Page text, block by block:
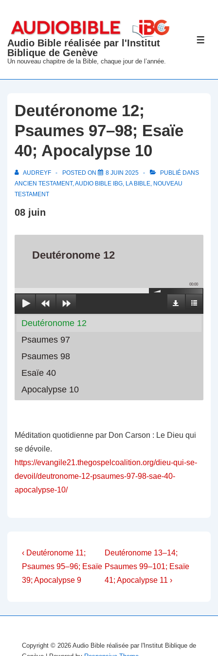
passer
contenu
principal
Audio Bible réalisée par l'Institut
Biblique de Genève
Un nouveau chapitre de la Bible, chaque jour de l’année.
Deutéronome 12;
Psaumes 97–98; Esaïe
40; Apocalypse 10
AUDREYF POSTED ON 8 JUIN 2025
PUBLIÉ DANS
ANCIEN TESTAMENT,AUDIO BIBLE IBG, LA BIBLE, NOUVEAU
TESTAMENT
08 juin
Deutéronome 12
00:00
Deutéronome 12
Psaumes 97
Psaumes 98
Esaïe 40
Apocalypse 10
Méditation quotidienne par Don Carson : Le Dieu qui
se dévoile.
https://evangile21.thegospelcoalition.org/dieu-qui-se-
devoil/deutronome-12-psaumes-97-98-sae-40-
apocalypse-10/
Navigation
de
l’article
Previous
Post
is
‹ Deutéronome 11;
Psaumes 95–96; Esaïe
39; Apocalypse 9
Next
Post
is
Deutéronome 13–14;
Psaumes 99–101; Esaïe
41; Apocalypse 11 ›
Copyright © 2026 Audio Bible réalisée par l'Institut Biblique de